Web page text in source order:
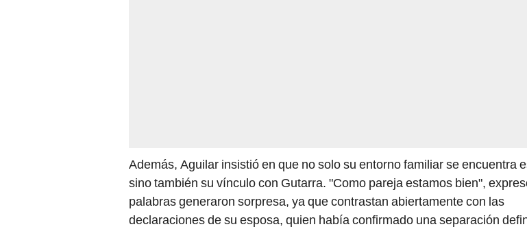
Además, Aguilar insistió en que no solo su entorno familiar se encuentra
sino también su vínculo con Gutarra. "Como pareja estamos bien",
palabras generaron sorpresa, ya que contrastan abiertamente con las
declaraciones de su esposa, quien había confirmado una separación